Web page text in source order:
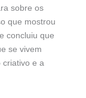
sobre os
que mostrou
concluiu que
se vivem
e a